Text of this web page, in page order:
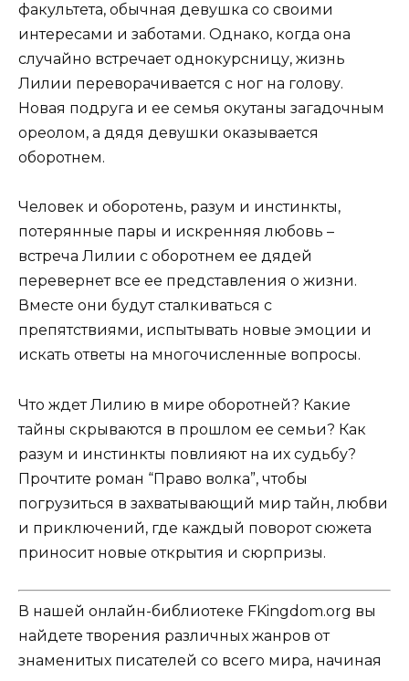
факультета, обычная девушка со своими
интересами и заботами. Однако, когда она
случайно встречает однокурсницу, жизнь
Лилии переворачивается с ног на голову.
Новая подруга и ее семья окутаны загадочным
ореолом, а дядя девушки оказывается
оборотнем.
Человек и оборотень, разум и инстинкты,
потерянные пары и искренняя любовь –
встреча Лилии с оборотнем ее дядей
перевернет все ее представления о жизни.
Вместе они будут сталкиваться с
препятствиями, испытывать новые эмоции и
искать ответы на многочисленные вопросы.
Что ждет Лилию в мире оборотней? Какие
тайны скрываются в прошлом ее семьи? Как
разум и инстинкты повлияют на их судьбу?
Прочтите роман “Право волка”, чтобы
погрузиться в захватывающий мир тайн, любви
и приключений, где каждый поворот сюжета
приносит новые открытия и сюрпризы.
В нашей онлайн-библиотеке FKingdom.org вы
найдете творения различных жанров от
знаменитых писателей со всего мира, начиная